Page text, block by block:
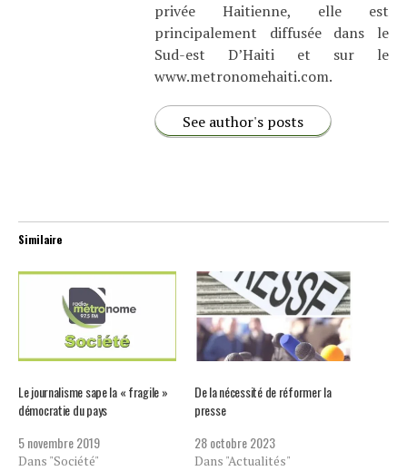
privée Haitienne, elle est
principalement diffusée dans le
Sud-est D’Haiti et sur le
www.metronomehaiti.com.
See author's posts
Similaire
Le journalisme sape la « fragile »
démocratie du pays
5 novembre 2019
Dans "Société"
De la nécessité de réformer la
presse
28 octobre 2023
Dans "Actualités"